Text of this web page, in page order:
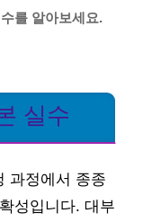
를 알아보세요.
실수
과정에서 종종
성입니다. 대부